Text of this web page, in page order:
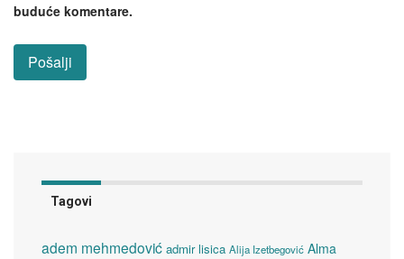
buduće komentare.
Tagovi
adem mehmedović admir lisica Alija Izetbegović Alma